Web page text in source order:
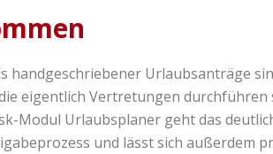
handgeschriebener Urlaubsanträge
eigentlich Vertretungen
Modul Urlaubsplaner geht das
und lässt sich außerdem